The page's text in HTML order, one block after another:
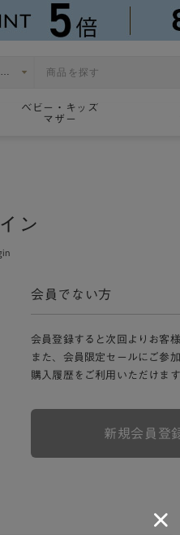
ベビー・キッズ
マザー
ン
会員でない方
会員登録すると次回よりお客
また、会員限定セールにご参
購入履歴をご利用いただけま
新規会員登